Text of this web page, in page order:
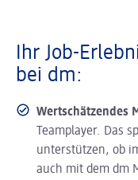
Ihr Job-
bei dm:
Wertschätzendes
Teamplayer. Das
unterstützen, ob
auch mit dem dm